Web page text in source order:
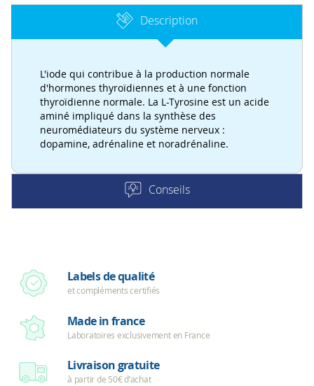
Description
L'iode qui contribue à la production normale
d'hormones thyroïdiennes et à une fonction
thyroïdienne normale. La L-Tyrosine est un acide
aminé impliqué dans la synthèse des
neuromédiateurs du système nerveux :
dopamine, adrénaline et noradrénaline.
Conseils
Labels de qualité
et compléments certifiés
Made in france
Laboratoires exclusivement en France
Livraison gratuite
à partir de 50€ d’achat